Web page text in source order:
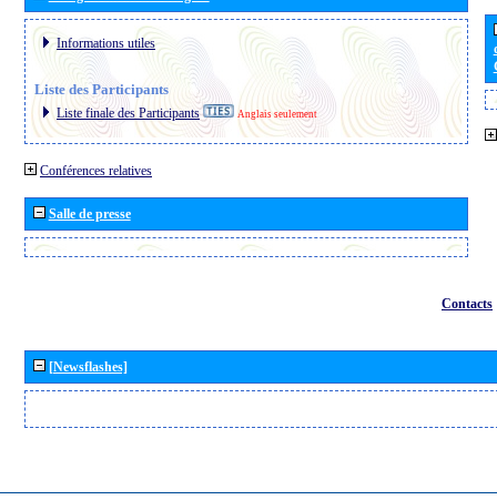
Informations utiles
Liste des Participants
Liste finale des Participants Anglais seulement
Conférences relatives
Salle de presse
Contacts
[Newsflashes]